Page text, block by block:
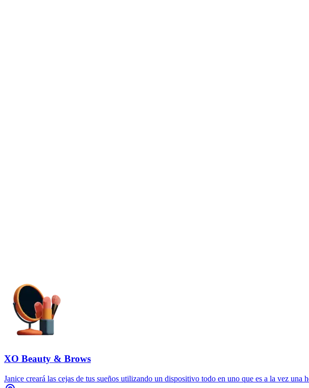
XO Beauty & Brows
Janice creará las cejas de tus sueños utilizando un dispositivo todo en uno que es a la vez